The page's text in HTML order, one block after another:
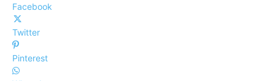
Facebook
Twitter
Pinterest